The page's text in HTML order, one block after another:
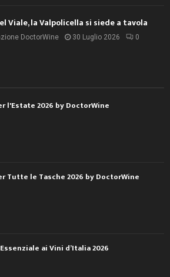
Viale, la Valpolicella si siede a tavola
DoctorWine 30 Luglio 2026 0
l'Estate 2026 by DoctorWine
Tutte le Tasche 2026 by DoctorWine
ai Vini d’Italia 2026